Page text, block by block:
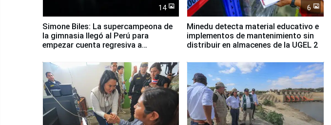
14
Simone Biles: La supercampeona de
la gimnasia llegó al Perú para
empezar cuenta regresiva a
6
Minedu detecta material educativo e
implementos de mantenimiento sin
distribuir en almacenes de la UGEL 2